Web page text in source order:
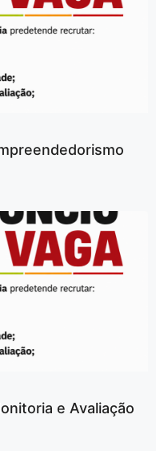
e Avaliação